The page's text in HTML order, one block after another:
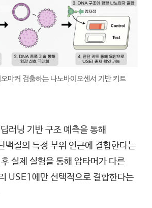
마커 검출하는 나노바이오센서 기반 키트
러닝 기반 구조 예측을 통해
백질의 특정 부위 인근에 결합한다는
실제 실험을 통해 압타머가 다른
USE1에만 선택적으로 결합한다는